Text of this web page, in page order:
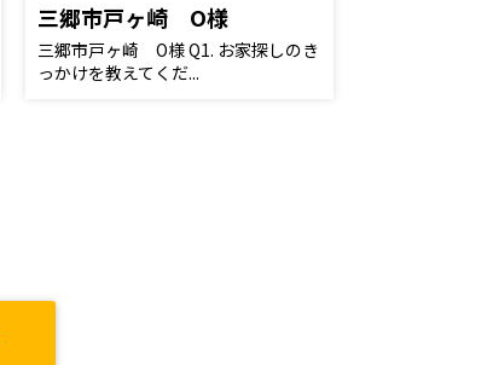
三郷市戸ヶ崎 O様
三郷市戸ヶ崎 O様 Q1. お家探しのき
っかけを教えてくだ...